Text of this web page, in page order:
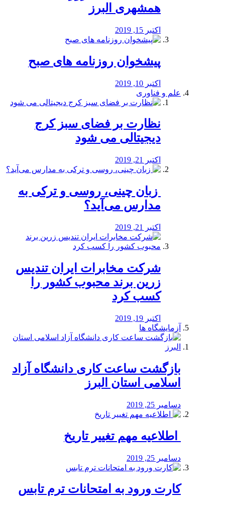
همشهری البرز
اکتبر 15, 2019
پیشخوان روزنامه های صبح
اکتبر 10, 2019
علم و فناوری
نظارت بر فضای سبز کرج
دیجیتالی می شود
اکتبر 21, 2019
️ زبان چینی، روسی و ترکی به
مدارس می‌آید؟
اکتبر 21, 2019
شرکت مخابرات ایران تندیس
زرین برند محبوب کشور را
کسب کرد
اکتبر 19, 2019
آزمایشگاه ها
بازگشت ساعت کاری دانشگاه آزاد
اسلامی استان البرز
دسامبر 25, 2019
️ اطلاعیه مهم تغییر تاریخ
دسامبر 25, 2019
کارت ورود به امتحانات ترم تابس